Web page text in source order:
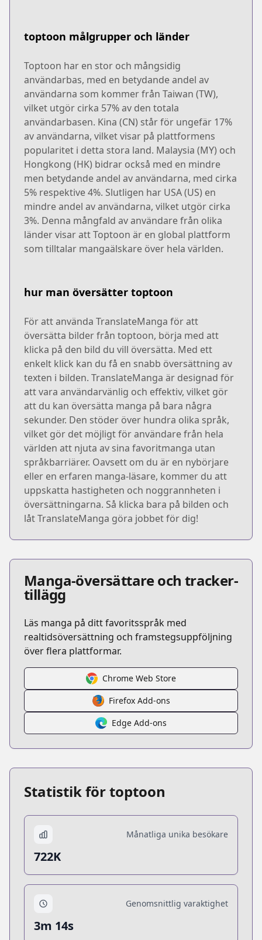
toptoon målgrupper och länder
Toptoon har en stor och mångsidig
användarbas, med en betydande andel av
användarna som kommer från Taiwan (TW),
vilket utgör cirka 57% av den totala
användarbasen. Kina (CN) står för ungefär 17%
av användarna, vilket visar på plattformens
popularitet i detta stora land. Malaysia (MY) och
Hongkong (HK) bidrar också med en mindre
men betydande andel av användarna, med cirka
5% respektive 4%. Slutligen har USA (US) en
mindre andel av användarna, vilket utgör cirka
3%. Denna mångfald av användare från olika
länder visar att Toptoon är en global plattform
som tilltalar mangaälskare över hela världen.
hur man översätter toptoon
För att använda TranslateManga för att
översätta bilder från toptoon, börja med att
klicka på den bild du vill översätta. Med ett
enkelt klick kan du få en snabb översättning av
texten i bilden. TranslateManga är designad för
att vara användarvänlig och effektiv, vilket gör
att du kan översätta manga på bara några
sekunder. Den stöder över hundra olika språk,
vilket gör det möjligt för användare från hela
världen att njuta av sina favoritmanga utan
språkbarriärer. Oavsett om du är en nybörjare
eller en erfaren manga-läsare, kommer du att
uppskatta hastigheten och noggrannheten i
översättningarna. Så klicka bara på bilden och
låt TranslateManga göra jobbet för dig!
Manga-översättare och tracker-
tillägg
Läs manga på ditt favoritsspråk med
realtidsöversättning och framstegsuppföljning
över flera plattformar.
Chrome Web Store
Firefox Add-ons
Edge Add-ons
Statistik för toptoon
Månatliga unika besökare
722K
Genomsnittlig varaktighet
3m 14s